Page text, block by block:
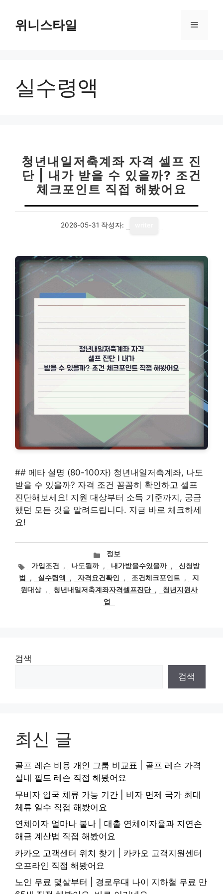
위니스타일 메
실수령액
청년내일저축계좌 자격 셀프 진
단 | 내가 받을 수 있을까? 조건
체크포인트 직접 해봤어요
2026-05-31 작성자:
## 메타 설명 (80-100자) 청년내일저축계좌, 나도
받을 수 있을까? 자격 조건 꼼꼼히 확인하고 셀프
진단해보세요! 지원 대상부터 소득 기준까지, 궁금
했던 모든 것을 알려드립니다. 지금 바로 체크하세
요!
카
고
리
정보
태가입조건 , 나도될까 , 내가받을수있을까 ,
신청방
법
, 실수령액 , 자격요건확인 , 조건체크포인트 ,
지
원대상 , 청년내일저축계좌자격셀프진단 ,
청년지원사
업
검색
검색
최신 글
골프 레슨 비용 개인 그룹 비교표 | 골프 레슨 가격
실내 필드 레슨 직접 해봤어요
무비자 입국 체류 가능 기간 | 비자 면제 국가 최대
체류 일수 직접 해봤어요
연체이자 얼마나 붙나 | 대출 연체이자율과 지연손
해금 계산법 직접 해봤어요
카카오 고객센터 위치 찾기 | 카카오 고객지원센터
오프라인 직접 해봤어요
노인 무료 몇살부터 | 경로우대 나이 지하철 무료 만